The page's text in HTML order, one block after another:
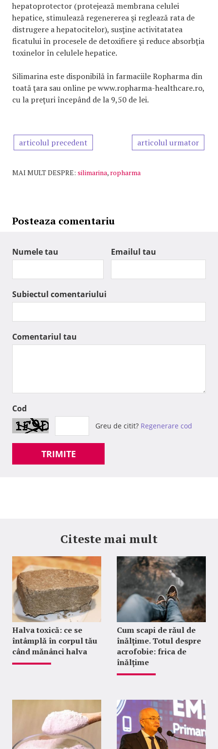
hepatoprotector (protejează membrana celulei
hepatice, stimulează regenererea şi reglează rata de
distrugere a hepatocitelor), susţine activitatatea
ficatului în procesele de detoxifiere şi reduce absorbţia
toxinelor în celulele hepatice.
Silimarina este disponibilă în farmaciile Ropharma din
toată ţara sau online pe www.ropharma-healthcare.ro,
cu la preţuri începând de la 9,50 de lei.
articolul precedent articolul urmator
MAI MULT DESPRE: silimarina, ropharma
Posteaza comentariu
Numele tau Emailul tau
Subiectul comentariului
Comentariul tau
Cod
Greu de citit? Regenerare cod
TRIMITE
Citeste mai mult
Halva toxică: ce se
întâmplă în corpul tău
când mănânci halva
Cum scapi de răul de
înălțime. Totul despre
acrofobie: frica de
înălțime